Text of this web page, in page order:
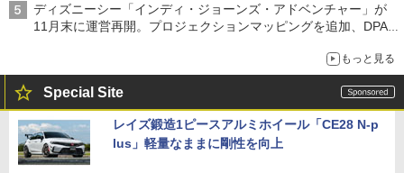
ディズニーシー「インディ・ジョーンズ・アドベンチャー」が
11月末に運営再開。プロジェクションマッピングを追加、DPA
もっと見る
Special Site
レイズ鍛造1ピースアルミホイール「CE28 N-p
lus」軽量なままに剛性を向上